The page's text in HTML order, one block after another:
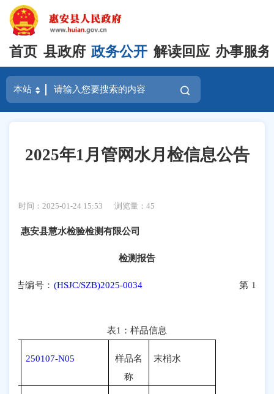
首页 县政府 政务公开 解读回应 办事服务
2025年1月管网水月检信息公告
时间：2025-01-24 15:53 浏览量：45
惠安县慧水检验检测有限公司
检测报告
报告编号： (HSJC/SZB)2025-0034 第 1
表1 ：样品信息
250107-N05
样品名
称
末梢水